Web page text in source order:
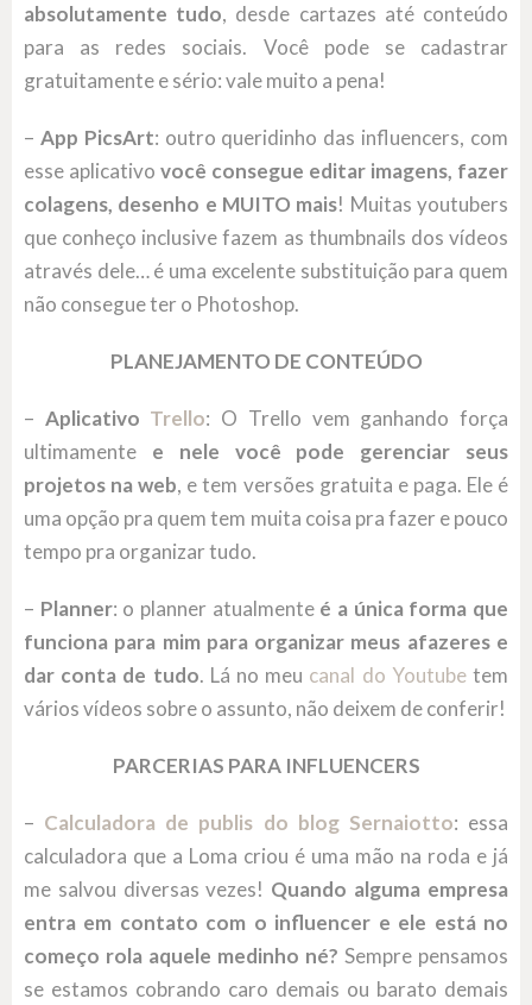
absolutamente tudo, desde cartazes até conteúdo
para as redes sociais. Você pode se cadastrar
gratuitamente e sério: vale muito a pena!
– App PicsArt: outro queridinho das influencers, com
esse aplicativo você consegue editar imagens, fazer
colagens, desenho e MUITO mais! Muitas youtubers
que conheço inclusive fazem as thumbnails dos vídeos
através dele… é uma excelente substituição para quem
não consegue ter o Photoshop.
PLANEJAMENTO DE CONTEÚDO
– Aplicativo Trello: O Trello vem ganhando força
ultimamente e nele você pode gerenciar seus
projetos na web, e tem versões gratuita e paga. Ele é
uma opção pra quem tem muita coisa pra fazer e pouco
tempo pra organizar tudo.
– Planner: o planner atualmente é a única forma que
funciona para mim para organizar meus afazeres e
dar conta de tudo. Lá no meu canal do Youtubetem
vários vídeos sobre o assunto, não deixem de conferir!
PARCERIAS PARA INFLUENCERS
– Calculadora de publis do blog Sernaiotto: essa
calculadora que a Loma criou é uma mão na roda e já
me salvou diversas vezes! Quando alguma empresa
entra em contato com o influencer e ele está no
começo rola aquele medinho né? Sempre pensamos
se estamos cobrando caro demais ou barato demais